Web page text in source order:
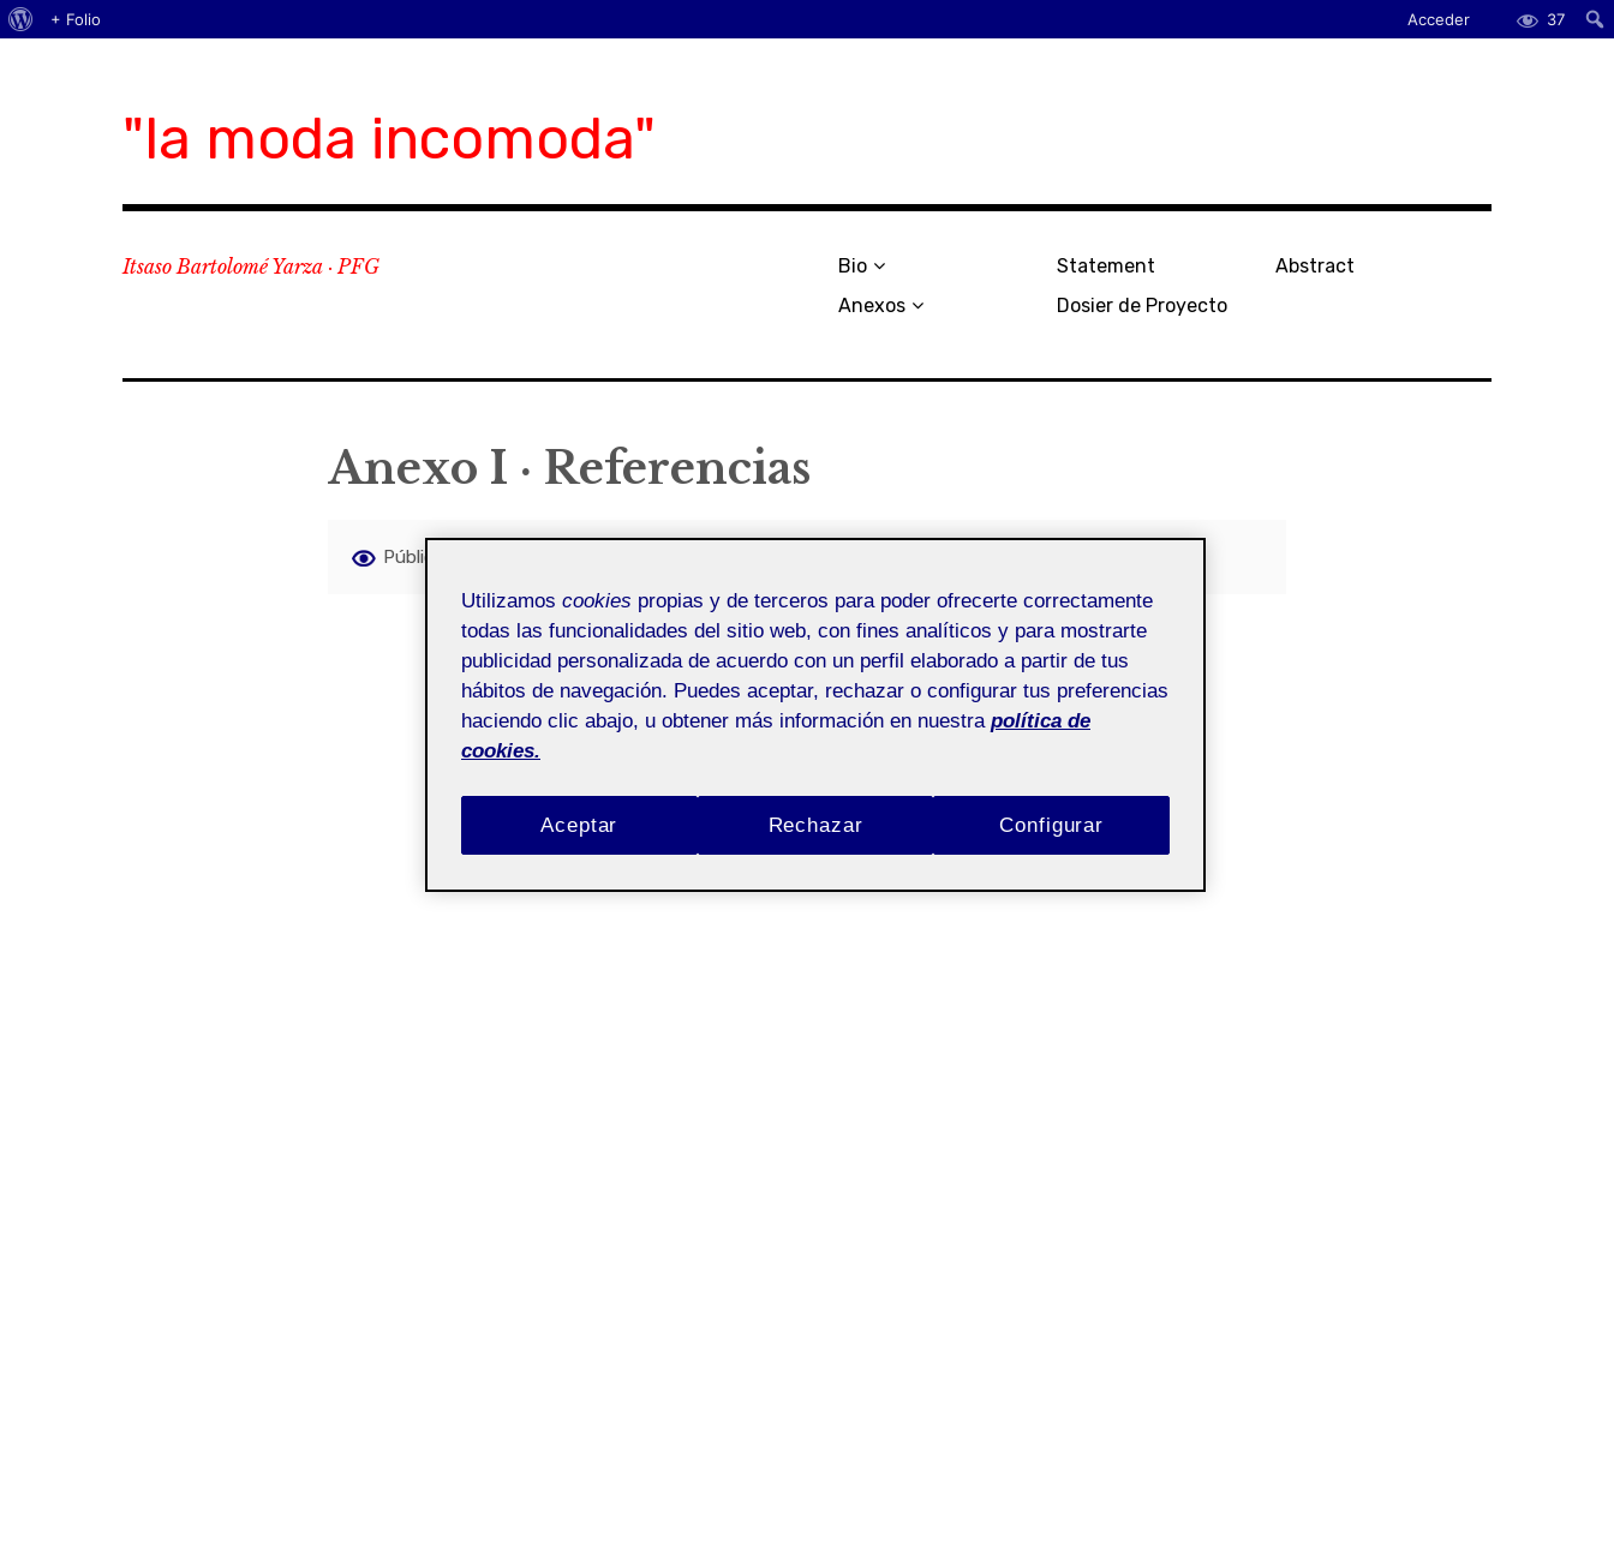
"la moda incomoda"
Itsaso Bartolomé Yarza · PFG
Bio
Anexos
Statement
Dosier de Proyecto
Abstract
Anexo I · Referencias
Pública
Acerca
+ Folio Acceder 37
Utilizamos cookies propias y de terceros para poder ofrecerte correctamente
todas las funcionalidades del sitio web, con fines analíticos y para mostrarte
publicidad personalizada de acuerdo con un perfil elaborado a partir de tus
hábitos de navegación. Puedes aceptar, rechazar o configurar tus preferencias
haciendo clic abajo, u obtener más información en nuestra política de
cookies.
Rechazar
Aceptar Configurar